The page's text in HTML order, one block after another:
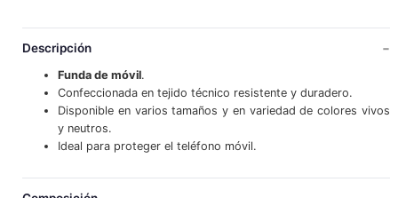
Descripción
Funda de móvil.
Confeccionada en tejido técnico resistente y duradero.
Disponible en varios tamaños y en variedad de colores vivos
y neutros.
Ideal para proteger el teléfono móvil.